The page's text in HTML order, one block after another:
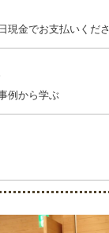
現金でお支払いくだ
例から学ぶ